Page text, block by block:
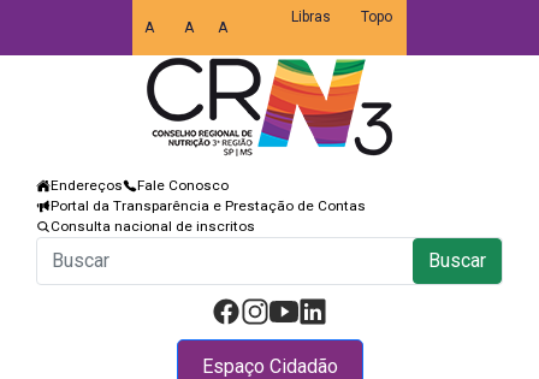
A A A
Topo
Endereços
Fale Conosco
Portal da Transparência e Prestação de Contas
Consulta nacional de inscritos
Buscar
Espaço Cidadão